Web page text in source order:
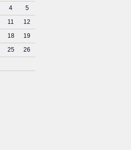
4
5
11
12
18
19
25
26